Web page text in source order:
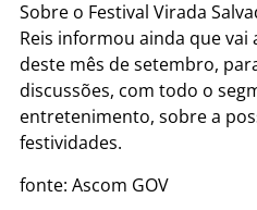
Sobre o Festival Virada
Reis informou ainda que vai
deste mês de setembro,
discussões, com todo o
entretenimento, sobre a
festividades.
fonte: Ascom GOV